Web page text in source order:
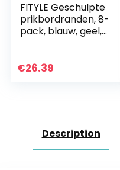
FITYLE Geschulpte
prikbordranden, 8-
pack, blauw, geel,
opgerolde randen…
€26.39
Description